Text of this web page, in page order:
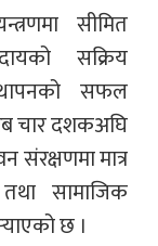
सीमित
सक्रिय
सफल
चार दशकअघि
मात्र
सामाजिक
छ ।